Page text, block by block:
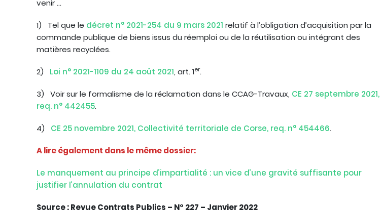
venir …
1) Tel que le décret n° 2021-254 du 9 mars 2021 relatif à l’obligation d’acquisition par la
commande publique de biens issus du réemploi ou de la réutilisation ou intégrant des
matières recyclées.
2) Loi n° 2021-1109 du 24 août 2021, art. 1er.
3) Voir sur le formalisme de la réclamation dans le CCAG-Travaux, CE 27 septembre 2021,
req. n° 442455.
4) CE 25 novembre 2021, Collectivité territoriale de Corse, req. n° 454466.
A lire également dans le même dossier:
Le manquement au principe d’impartialité : un vice d’une gravité suffisante pour
justifier l’annulation du contrat
Source : Revue Contrats Publics – N° 227 – Janvier 2022